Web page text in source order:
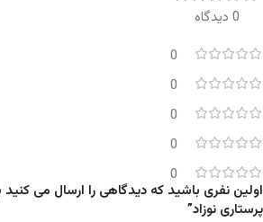
0 دیدگاه
0
0
0
0
0
اولین نفری باشید که دیدگاهی را ارسال می کنید
پرستاری نوزاد”